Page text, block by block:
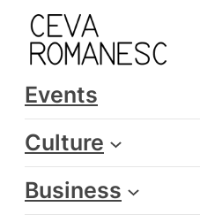
Skip
content
Events
Culture
Business